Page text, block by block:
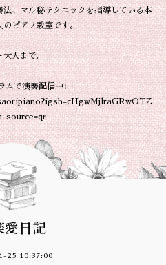
、マル秘テクニックを指導している本
のピアノ教室です。
大人まで。
ムで演奏配信中↓
愛日記
25 10:37:00